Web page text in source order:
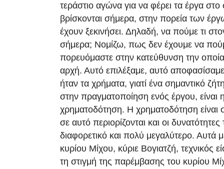
τεράστιο αγώνα για να φέρει τα έργα
βρίσκονται σήμερα, στην πορεία των
έχουν ξεκινήσει. Δηλαδή, να πούμε τι
σήμερα; Νομίζω, πως δεν έχουμε να
πορευόμαστε στην κατεύθυνση την
αρχή. Αυτό επιλέξαμε, αυτό
ήταν τα χρήματα, γιατί ένα σημαντικό
στην πραγματοποίηση ενός έργου, είναι
χρηματοδότηση. Η χρηματοδότηση είναι
σε αυτό περιορίζονται και οι δυνατότητες
διαφορετικό και πολύ μεγαλύτερο. Αυτά
κυρίου Μίχου, κύριε Βογιατζή, τεχνικός
τη στιγμή της παρέμβασης του κυρίου